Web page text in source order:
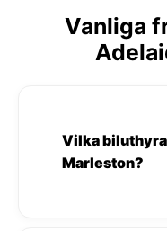
Vanliga
Vilka
Marleston?